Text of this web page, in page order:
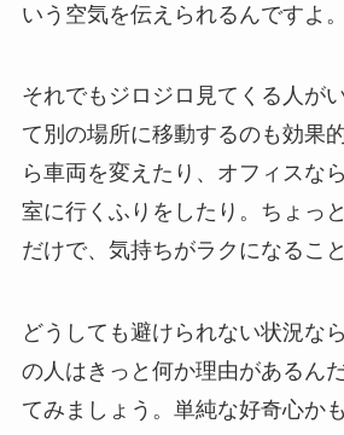
いう空気を伝えられるんですよ。
それでもジロジロ見てくる人が
て別の場所に移動するのも効果
ら車両を変えたり、オフィスな
室に行くふりをしたり。ちょっ
だけで、気持ちがラクになるこ
どうしても避けられない状況な
の人はきっと何か理由があるん
てみましょう。単純な好奇心か